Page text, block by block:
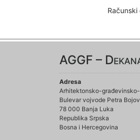
AGGF –
Adresa
Arhitektonsko-
Bulevar vojvode Petra
78 000 Banja Luka
Republika Srpska
Bosna i Hercegovina